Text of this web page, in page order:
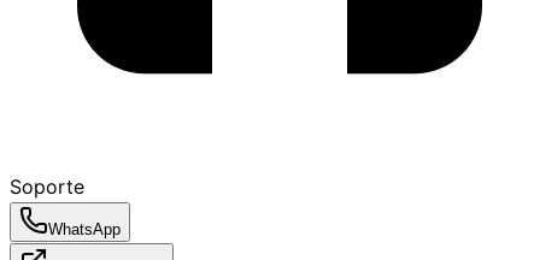
Soporte
WhatsApp